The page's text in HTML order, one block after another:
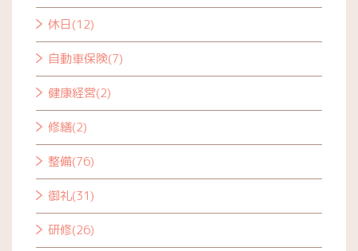
休日(12)
自動車保険(7)
健康経営(2)
修繕(2)
整備(76)
御礼(31)
研修(26)